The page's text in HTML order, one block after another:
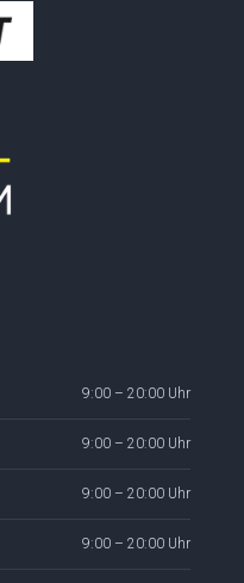
9:00 – 20:00 Uhr
9:00 – 20:00 Uhr
9:00 – 20:00 Uhr
9:00 – 20:00 Uhr